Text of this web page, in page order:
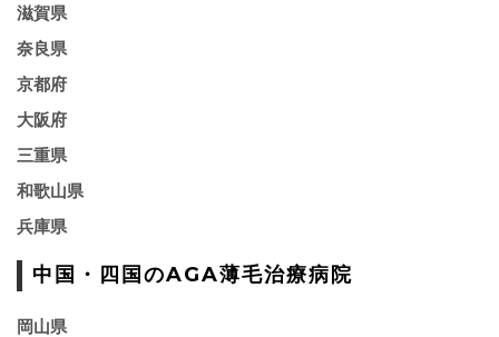
滋賀県
奈良県
京都府
大阪府
三重県
和歌山県
兵庫県
中国・四国のAGA薄毛治療病院
岡山県